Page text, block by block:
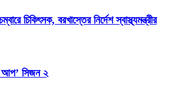
চিকিৎসক, বরখাস্তের নির্দেশ স্বাস্থ্যমন্ত্রীর
আপ’ সিজন ২